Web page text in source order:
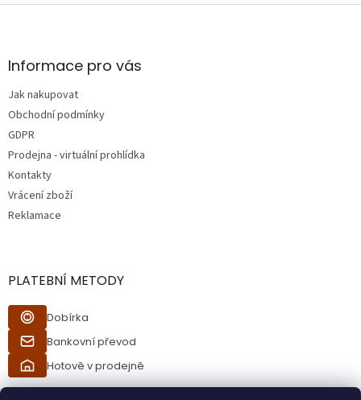
Z
aInformace pro vás
Jak nakupovat
Obchodní podmínky
GDPR
Prodejna - virtuální prohlídka
Kontakty
Vrácení zboží
Reklamace
PLATEBNÍ METODY
Dobírka
Bankovní převod
Hotově v prodejně